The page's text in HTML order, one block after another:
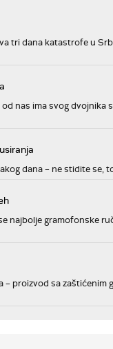
tri dana katastrofe u
nas ima svog dvojnika
dana – ne stidite se,
najbolje gramofonske
– proizvod sa zaštićenim